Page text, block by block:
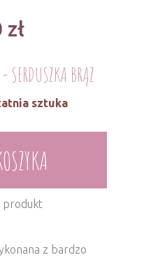
BRĄZ
sztuka
zł
produkt
z bardzo